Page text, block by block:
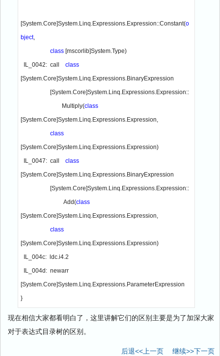
[System.Core]System.Linq.Expressions.Expression::Constant(o
bject,
class [mscorlib]System.Type)
  IL_0042:  call
[System.Core]System.Linq.Expressions.BinaryExpression
                    [System.Core]System.Linq.Expressions.Expression::
                            Multiply(
[System.Core]System.Linq.Expressions.Expression,
[System.Core]System.Linq.Expressions.Expression)
  IL_0047:  call
[System.Core]System.Linq.Expressions.BinaryExpression
                    [System.Core]System.Linq.Expressions.Expression::
                             Add(
[System.Core]System.Linq.Expressions.Expression,
[System.Core]System.Linq.Expressions.Expression)
[System.Core]System.Linq.Expressions.ParameterExpression
}
现在相信大家都看明白了，这里讲解它们的区别主要是为了加深大家
对于表达式目录树的区别。
后退<<上一页 继续>>下一页